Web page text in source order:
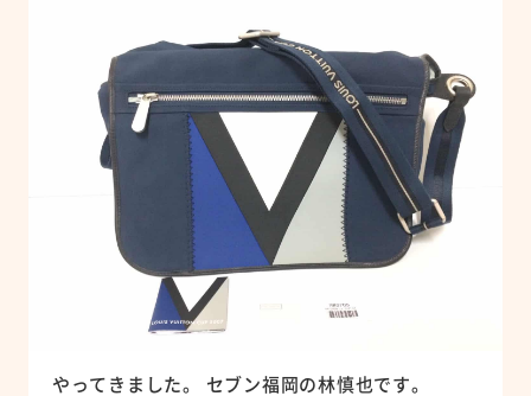
やってきました。 セブン福岡の林慎也です。